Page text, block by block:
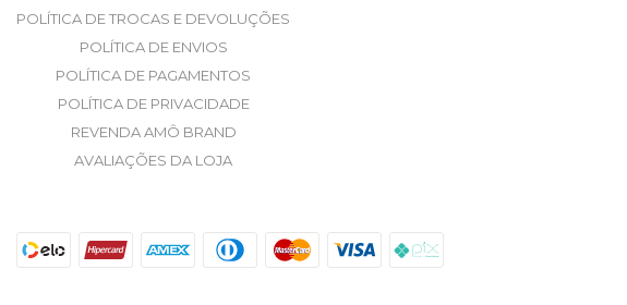
POLÍTICA DE TROCAS E DEVOLUÇÕES
POLÍTICA DE ENVIOS
POLÍTICA DE PAGAMENTOS
POLÍTICA DE PRIVACIDADE
REVENDA AMÔ BRAND
AVALIAÇÕES DA LOJA